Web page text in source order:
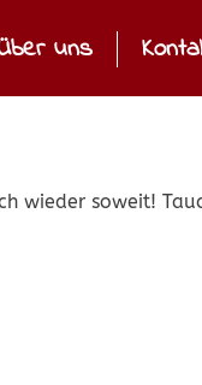
uns
wieder soweit!